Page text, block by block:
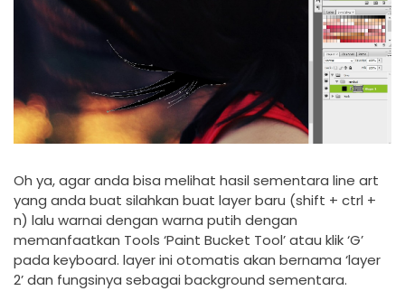
Oh ya, agar anda bisa melihat hasil sementara line art
yang anda buat silahkan buat layer baru (shift + ctrl +
n) lalu warnai dengan warna putih dengan
memanfaatkan Tools ‘Paint Bucket Tool’ atau klik ‘G’
pada keyboard. layer ini otomatis akan bernama ‘layer
2’ dan fungsinya sebagai background sementara.